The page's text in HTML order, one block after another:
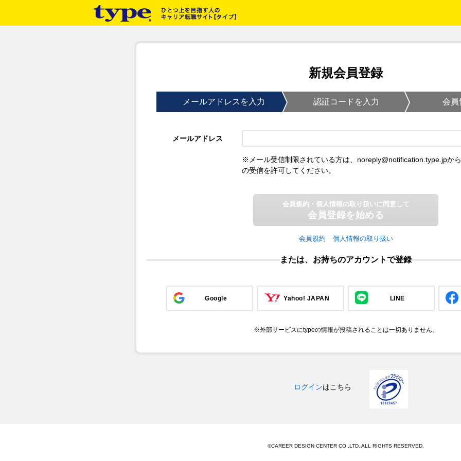
新規会員登録
メールアドレスを入力 認証コードを入力 会員
メールアドレス
※メール受信制限されている方は、noreply@notification.type.jpから
の受信を許可してください。
会員規約・個人情報の取り扱いに同意して
会員登録を始める
会員規約 個人情報の取り扱い
または、お持ちのアカウントで登録
Google Yahoo! JAPAN LINE
※外部サービスにtypeの情報が投稿されることは一切ありません。
ログインはこちら
©CAREER DESIGN CENTER CO.,LTD. ALL RIGHTS RESERVED.